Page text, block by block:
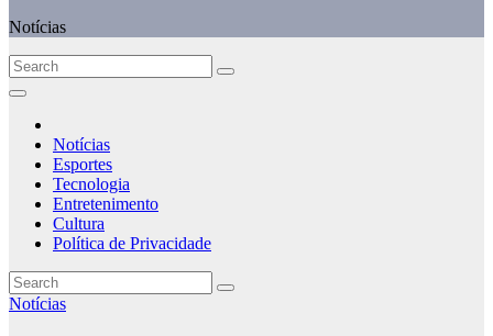
Notícias
Notícias
Esportes
Tecnologia
Entretenimento
Cultura
Política de Privacidade
Notícias